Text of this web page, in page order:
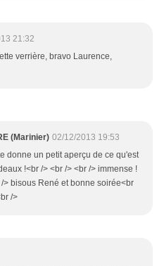
21:32
verrière, bravo Laurence,
(Marinier) 02/12/2013 19:53
donne un petit aperçu de ce qu'est
!<br /> <br /> <br /> immense !
/> bisous René et bonne soirée<br
/>